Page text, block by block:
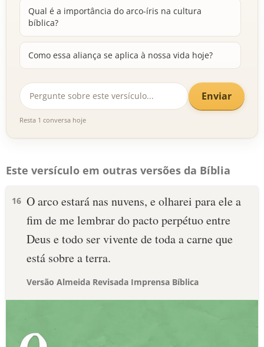
Qual é a importância do arco-íris na cultura
bíblica?
Como essa aliança se aplica à nossa vida hoje?
Enviar
Resta 1 conversa hoje
Este versículo em outras versões da Bíblia
16 O arco estará nas nuvens, e olharei para ele a
fim de me lembrar do pacto perpétuo entre
Deus e todo ser vivente de toda a carne que
está sobre a terra.
Versão Almeida Revisada Imprensa Bíblica